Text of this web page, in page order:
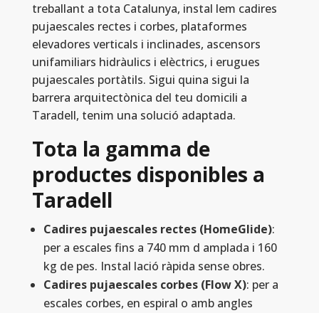
treballant a tota Catalunya, instal lem cadires
pujaescales rectes i corbes, plataformes
elevadores verticals i inclinades, ascensors
unifamiliars hidràulics i elèctrics, i erugues
pujaescales portàtils. Sigui quina sigui la
barrera arquitectònica del teu domicili a
Taradell, tenim una solució adaptada.
Tota la gamma de
productes disponibles a
Taradell
Cadires pujaescales rectes (HomeGlide):
per a escales fins a 740 mm d amplada i 160
kg de pes. Instal lació ràpida sense obres.
Cadires pujaescales corbes (Flow X): per a
escales corbes, en espiral o amb angles